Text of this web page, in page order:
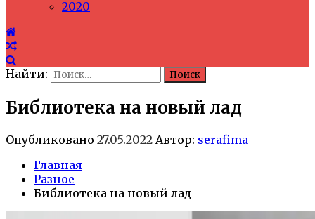
2020
Найти:
Библиотека на новый лад
Опубликовано 27.05.2022 Автор: serafima
Главная
Разное
Библиотека на новый лад